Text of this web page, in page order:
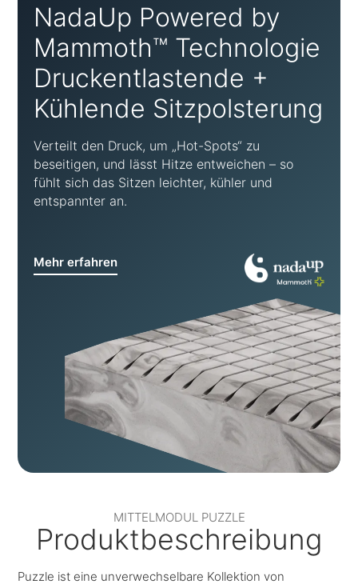
NadaUp Powered by
Mammoth™ Technologie
Druckentlastende +
Kühlende Sitzpolsterung
Verteilt den Druck, um „Hot-Spots“ zu
beseitigen, und lässt Hitze entweichen – so
fühlt sich das Sitzen leichter, kühler und
entspannter an.
Mehr erfahren
MITTELMODUL PUZZLE
Produktbeschreibung
Puzzle ist eine unverwechselbare Kollektion von